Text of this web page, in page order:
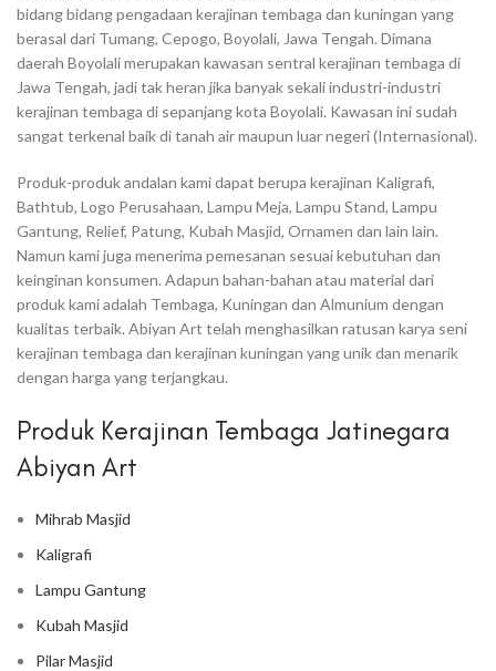
bidang bidang pengadaan kerajinan tembaga dan kuningan yang
berasal dari Tumang, Cepogo, Boyolali, Jawa Tengah. Dimana
daerah Boyolali merupakan kawasan sentral kerajinan tembaga di
Jawa Tengah, jadi tak heran jika banyak sekali industri-industri
kerajinan tembaga di sepanjang kota Boyolali. Kawasan ini sudah
sangat terkenal baik di tanah air maupun luar negeri (Internasional).
Produk-produk andalan kami dapat berupa kerajinan Kaligrafi,
Bathtub, Logo Perusahaan, Lampu Meja, Lampu Stand, Lampu
Gantung, Relief, Patung, Kubah Masjid, Ornamen dan lain lain.
Namun kami juga menerima pemesanan sesuai kebutuhan dan
keinginan konsumen. Adapun bahan-bahan atau material dari
produk kami adalah Tembaga, Kuningan dan Almunium dengan
kualitas terbaik. Abiyan Art telah menghasilkan ratusan karya seni
kerajinan tembaga dan kerajinan kuningan yang unik dan menarik
dengan harga yang terjangkau.
Produk Kerajinan Tembaga Jatinegara
Abiyan Art
Mihrab Masjid
Kaligrafi
Lampu Gantung
Kubah Masjid
Pilar Masjid